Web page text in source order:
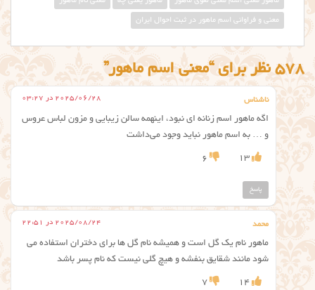
معنی و فراوانی اسم ماهور در ثبت احوال ایران
578 نظر برای “معنی اسم ماهور”
ناشناس 2025/06/28 در 03:27
اگه ماهور اسم زنانه ای نبود، اینهمه سالن زیبایی و مزون لباس عروس
و … به اسم ماهور نباید وجود می‌داشت
13
6
پاسخ
محمد 2025/08/24 در 22:51
ماهور نام یک گل است و همیشه نام گل ها برای دختران استفاده می
شود مانند شقایق بنفشه و هیچ گلی نیست که نام پسر باشد
14
7